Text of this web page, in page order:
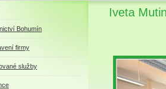
Bohumín
firmy
služby
Iveta